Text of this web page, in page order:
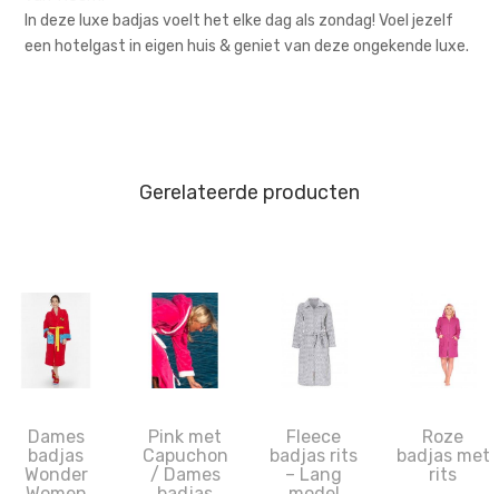
In deze luxe badjas voelt het elke dag als zondag! Voel jezelf
een hotelgast in eigen huis & geniet van deze ongekende luxe.
Gerelateerde producten
Dames
badjas
Wonder
Pink met
Capuchon
/ Dames
Fleece
badjas rits
– Lang
Roze
badjas met
rits